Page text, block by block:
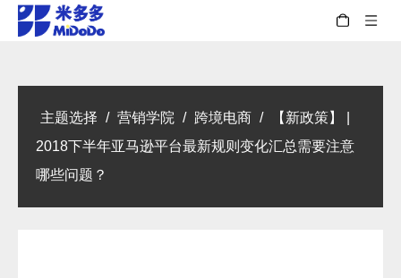
主题选择 / 营销学院 / 跨境电商 /
【新政策】 |
2018下半年亚马逊平台最新规则变化汇总需要注意
哪些问题？